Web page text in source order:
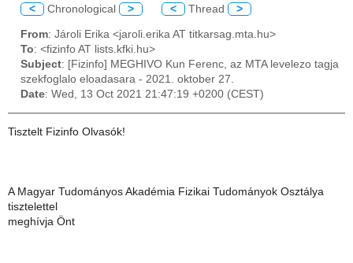
< Chronological > < Thread >
From: Jároli Erika <jaroli.erika AT titkarsag.mta.hu>
To: <fizinfo AT lists.kfki.hu>
Subject: [Fizinfo] MEGHIVO Kun Ferenc, az MTA levelezo tagja
szekfoglalo eloadasara - 2021. oktober 27.
Date: Wed, 13 Oct 2021 21:47:19 +0200 (CEST)
Tisztelt Fizinfo Olvasók!
A Magyar Tudományos Akadémia Fizikai Tudományok Osztálya
tisztelettel
meghívja Önt